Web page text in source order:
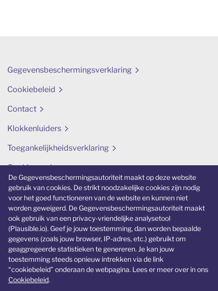
De Gegevensbeschermingsautoriteit maakt op deze website
gebruik van cookies. De strikt noodzakelijke cookies zijn nodig
voor het goed functioneren van de website en kunnen niet
worden geweigerd. De Gegevensbeschermingsautoriteit maakt
ook gebruik van een privacy-vriendelijke analysetool
(Plausible.io). Geef je jouw toestemming, dan worden bepaalde
gegevens (zoals jouw browser, IP-adres, etc.) gebruikt om
geaggregeerde statistieken te genereren. Je kan jouw
toestemming steeds opnieuw intrekken via de link
“cookiebeleid” onderaan de webpagina. Lees er meer over in ons
Cookiebeleid.
Gegevensbeschermingsverklaring
Cookiebeleid
Contact
Klokkenluiders
Toegankelijkheidsverklaring
Cookievoorkeuren aanpassen
Verwante website
ikbeslis.be
Een specifieke website over jongeren en
privacy.